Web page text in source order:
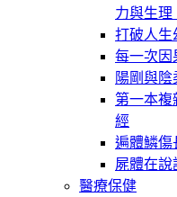
力與生理
打破人生
每一次因
陽剛與陰
第一本複
經
遍體鱗傷
屍體在說
醫療保健